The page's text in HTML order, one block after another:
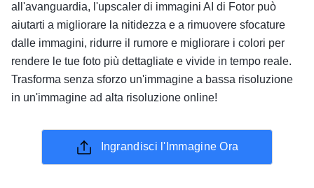
all'avanguardia, l'upscaler di immagini AI di Fotor può
aiutarti a migliorare la nitidezza e a rimuovere sfocature
dalle immagini, ridurre il rumore e migliorare i colori per
rendere le tue foto più dettagliate e vivide in tempo reale.
Trasforma senza sforzo un'immagine a bassa risoluzione
in un'immagine ad alta risoluzione online!
Ingrandisci l'Immagine Ora